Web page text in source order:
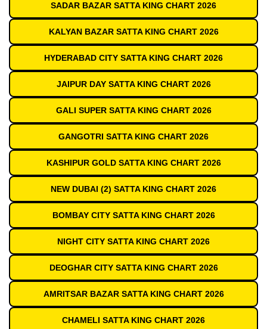
SADAR BAZAR SATTA KING CHART 2026
KALYAN BAZAR SATTA KING CHART 2026
HYDERABAD CITY SATTA KING CHART 2026
JAIPUR DAY SATTA KING CHART 2026
GALI SUPER SATTA KING CHART 2026
GANGOTRI SATTA KING CHART 2026
KASHIPUR GOLD SATTA KING CHART 2026
NEW DUBAI (2) SATTA KING CHART 2026
BOMBAY CITY SATTA KING CHART 2026
NIGHT CITY SATTA KING CHART 2026
DEOGHAR CITY SATTA KING CHART 2026
AMRITSAR BAZAR SATTA KING CHART 2026
CHAMELI SATTA KING CHART 2026